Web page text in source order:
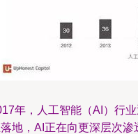
年，人工智能（AI）行
地，AI正在向更深层次